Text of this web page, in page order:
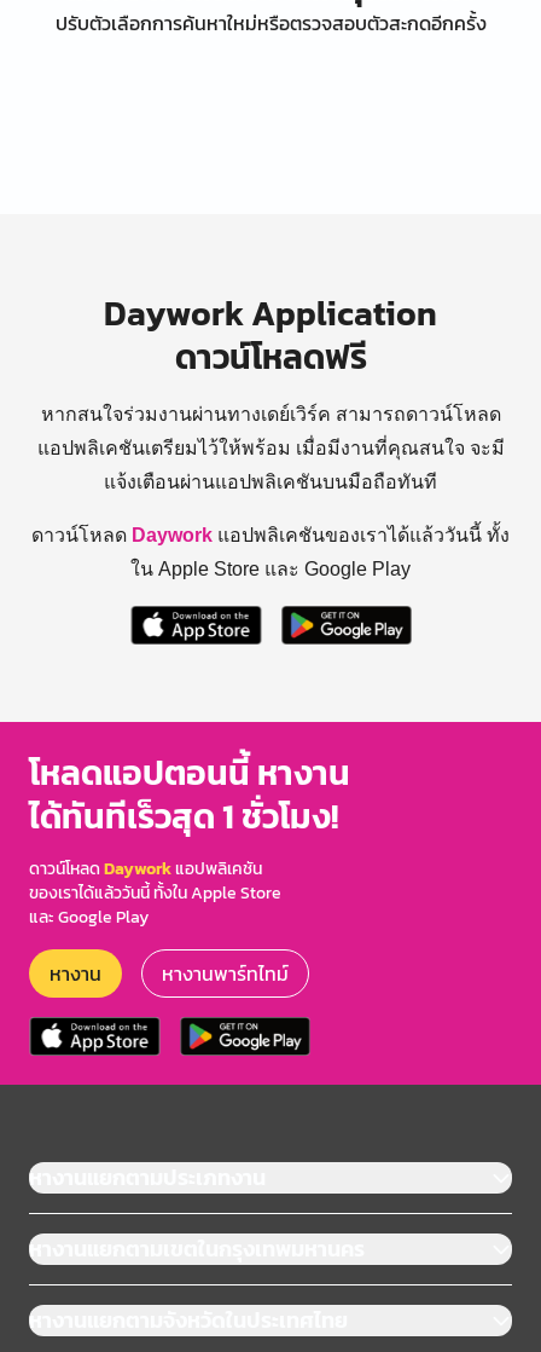
ปรับตัวเลือกการค้นหาใหม่หรือตรวจสอบตัวสะกดอีกครั้ง
Daywork Application
ดาวน์โหลดฟรี
หากสนใจร่วมงานผ่านทางเดย์เวิร์ค สามารถดาวน์โหลด
แอปพลิเคชันเตรียมไว้ให้พร้อม เมื่อมีงานที่คุณสนใจ จะมี
แจ้งเตือนผ่านแอปพลิเคชันบนมือถือทันที
ดาวน์โหลด Daywork แอปพลิเคชันของเราได้แล้ววันนี้ ทั้ง
ใน Apple Store และ Google Play
โหลดแอปตอนนี้ หางาน
ได้ทันทีเร็วสุด 1 ชั่วโมง!
ดาวน์โหลดDayworkแอปพลิเคชัน
ของเราได้แล้ววันนี้ ทั้งใน Apple Store
และ Google Play
หางาน หางานพาร์ทไทม์
หางานแยกตามประเภทงาน
หางานแยกตามเขตในกรุงเทพมหานคร
หางานแยกตามจังหวัดในประเทศไทย